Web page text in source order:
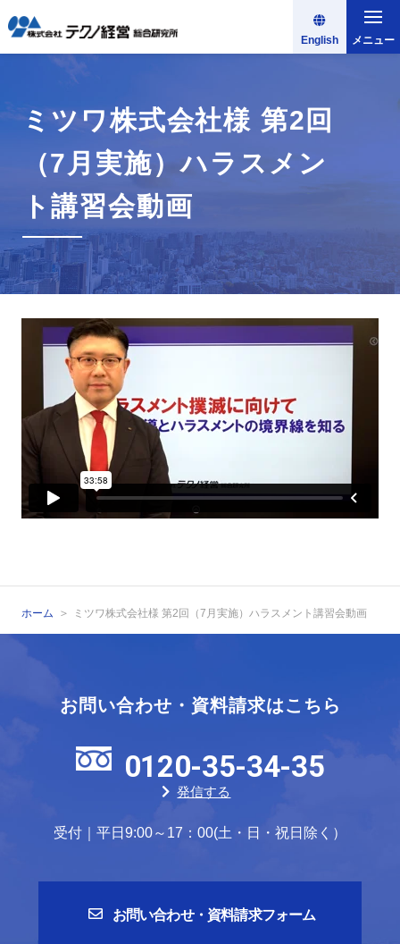
English メニュー
ミツワ株式会社様 第2回
（7月実施）ハラスメン
ト講習会動画
ホーム ミツワ株式会社様 第2回（7月実施）ハラスメント講習会動画
お問い合わせ・資料請求はこちら
0120-35-34-35
発信する
受付｜平日9:00～17：00(土・日・祝日除く）
お問い合わせ・資料請求フォーム